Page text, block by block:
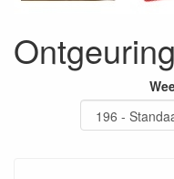
Ontgeuring